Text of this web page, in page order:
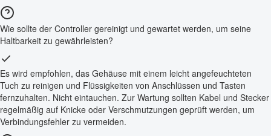
Wie sollte der Controller gereinigt und gewartet werden, um seine
Haltbarkeit zu gewährleisten?
Es wird empfohlen, das Gehäuse mit einem leicht angefeuchteten
Tuch zu reinigen und Flüssigkeiten von Anschlüssen und Tasten
fernzuhalten. Nicht eintauchen. Zur Wartung sollten Kabel und Stecker
regelmäßig auf Knicke oder Verschmutzungen geprüft werden, um
Verbindungsfehler zu vermeiden.